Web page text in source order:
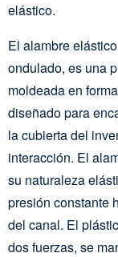
elástico.
El alambre
ondulado, es una
moldeada en
diseñado para
la cubierta del
interacción. El
su naturaleza
presión constante
del canal. El
dos fuerzas, se